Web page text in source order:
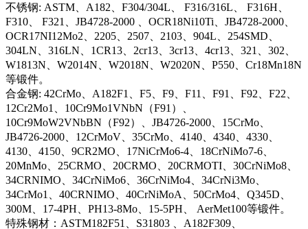
不锈钢: ASTM、A182、F304/304L、 F316/316L、 F316H、
F310、 F321、JB4728-2000 、OCR18Ni10Ti、JB4728-2000、
OCR17NI12Mo2、2205、2507、2103、904L、254SMD、
304LN、316LN、1CR13、2cr13、3cr13、4cr13、321、302、
W1813N、W2014N、W2018N、W2020N、P550、Cr18Mn18N
等锻件。
合金钢: 42CrMo、A182F1、F5、F9、F11、F91、F92、F22、
12Cr2Mo1、10Cr9Mo1VNbN（F91）、
10Cr9MoW2VNbBN（F92）、JB4726-2000、15CrMo、
JB4726-2000、12CrMoV、35CrMo、4140、4340、4330、
4130、4150、9CR2MO、17NiCrMo6-4、18CrNiMo7-6、
20MnMo、25CRMO、20CRMO、20CRMOTI、30CrNiMo8、
34CRNIMO、34CrNiMo6、36CrNiMo4、34CrNi3Mo、
34CrMo1、40CRNIMO、40CrNiMoA、50CrMo4、Q345D、
300M、17-4PH、PH13-8Mo、15-5PH、 AerMet100等锻件。
特殊钢材：ASTM182F51、S31803 、A182F309、